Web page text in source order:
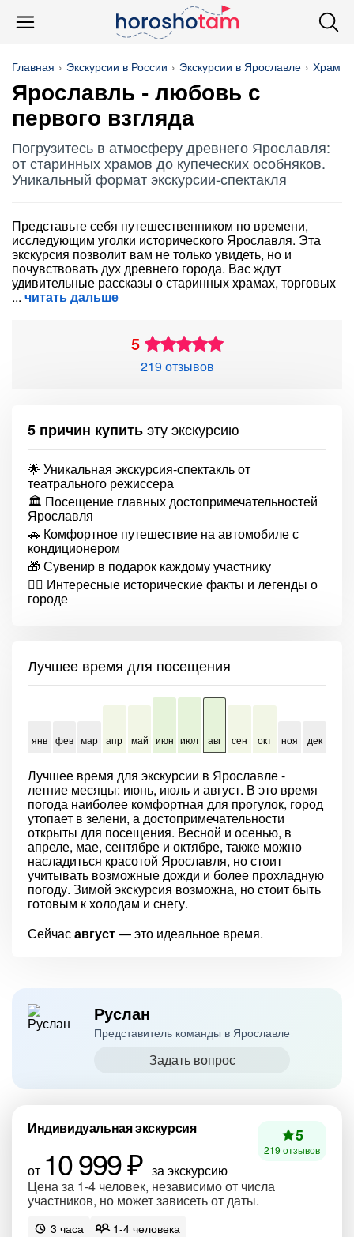
Главная Экскурсии в России Экскурсии в Ярославле Храм
Ярославль - любовь с
первого взгляда
Погрузитесь в атмосферу древнего Ярославля:
от старинных храмов до купеческих особняков.
Уникальный формат экскурсии-спектакля
Представьте себя путешественником по времени,
исследующим уголки исторического Ярославля. Эта
экскурсия позволит вам не только увидеть, но и
почувствовать дух древнего города. Вас ждут
удивительные рассказы о старинных храмах, торговых
читать дальше
5
219 отзывов
5 причин купитьэту экскурсию
🌟 Уникальная экскурсия-спектакль от
театрального режиссера
🏛️ Посещение главных достопримечательностей
Ярославля
🚗 Комфортное путешествие на автомобиле с
кондиционером
🎁 Сувенир в подарок каждому участнику
🕵️‍♂️ Интересные исторические факты и легенды о
городе
Лучшее время для посещения
янв фев мар апр май июн июл авг сен окт ноя дек
Лучшее время для экскурсии в Ярославле -
летние месяцы: июнь, июль и август. В это время
погода наиболее комфортная для прогулок, город
утопает в зелени, а достопримечательности
открыты для посещения. Весной и осенью, в
апреле, мае, сентябре и октябре, также можно
насладиться красотой Ярославля, но стоит
учитывать возможные дожди и более прохладную
погоду. Зимой экскурсия возможна, но стоит быть
готовым к холодам и снегу.
Сейчасавгуст— это идеальное время.
Руслан
Представитель команды в Ярославле
Задать вопрос
Индивидуальная экскурсия
от 10 999 ₽ за экскурсию
Цена за 1-4 человек, независимо от числа
участников, но может зависеть от даты.
5
219 отзывов
3 часа
1-4 человека